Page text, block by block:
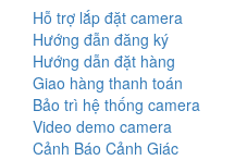
Hỗ trợ lắp đặt camera
Hướng đẫn đăng ký
Hướng dẫn đặt hàng
Giao hàng thanh toán
Bảo trì hệ thống camera
Video demo camera
Cảnh Báo Cảnh Giác